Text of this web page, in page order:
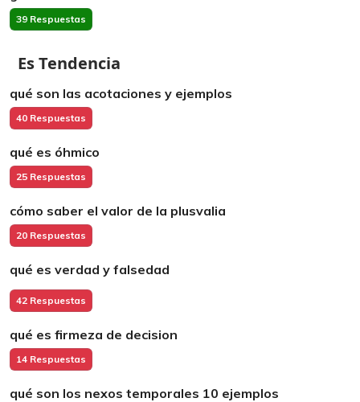
39 Respuestas
Es Tendencia
qué son las acotaciones y ejemplos
40 Respuestas
qué es óhmico
25 Respuestas
cómo saber el valor de la plusvalia
20 Respuestas
qué es verdad y falsedad
42 Respuestas
qué es firmeza de decision
14 Respuestas
qué son los nexos temporales 10 ejemplos